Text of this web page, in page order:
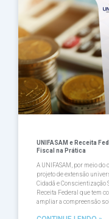
UNIFASAM e Receita
Fiscal na Prática
A UNIFASAM, por meio
projeto de extensão
Cidadã e Conscientização
Receita Federal que tem
ampliar a compreensão